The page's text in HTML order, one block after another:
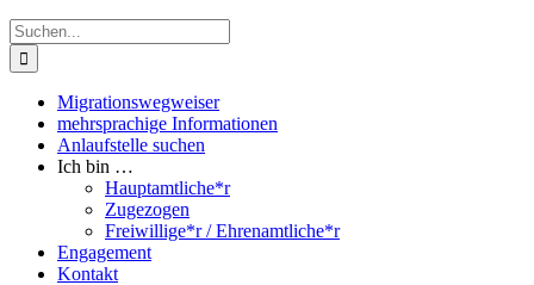
Suche
nach:
Migrationswegweiser
mehrsprachige Informationen
Anlaufstelle suchen
Ich bin …
Hauptamtliche*r
Zugezogen
Freiwillige*r / Ehrenamtliche*r
Engagement
Kontakt